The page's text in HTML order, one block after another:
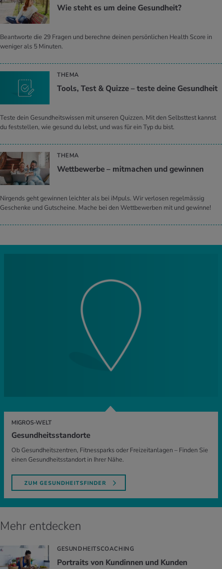
Wie steht es um deine Ge­sund­heit?
Beantworte die 29 Fragen und berechne deinen persönlichen Health Score in
weniger als 5 Minuten.
THEMA
Tools, Test & Quiz­ze – teste deine Ge­sund­heit
Teste dein Gesundheitswissen mit unseren Quizzen. Mit den Selbsttest kannst
du feststellen, wie gesund du lebst, und was für ein Typ du bist.
THEMA
Wett­be­wer­be – mit­ma­chen und ge­win­nen
Nirgends geht gewinnen leichter als bei iMpuls. Wir verlosen regelmässig
Geschenke und Gutscheine. Mache bei den Wettbewerben mit und gewinne!
MIGROS-WELT
Gesundheitsstandorte
Ob Gesundheitszentren, Fitnessparks oder Freizeitanlagen – Finden Sie
einen Gesundheitsstandort in Ihrer Nähe.
ZUM GESUNDHEITSFINDER
Mehr entdecken
GESUNDHEITSCOACHING
Por­traits von Kun­din­nen und Kun­den